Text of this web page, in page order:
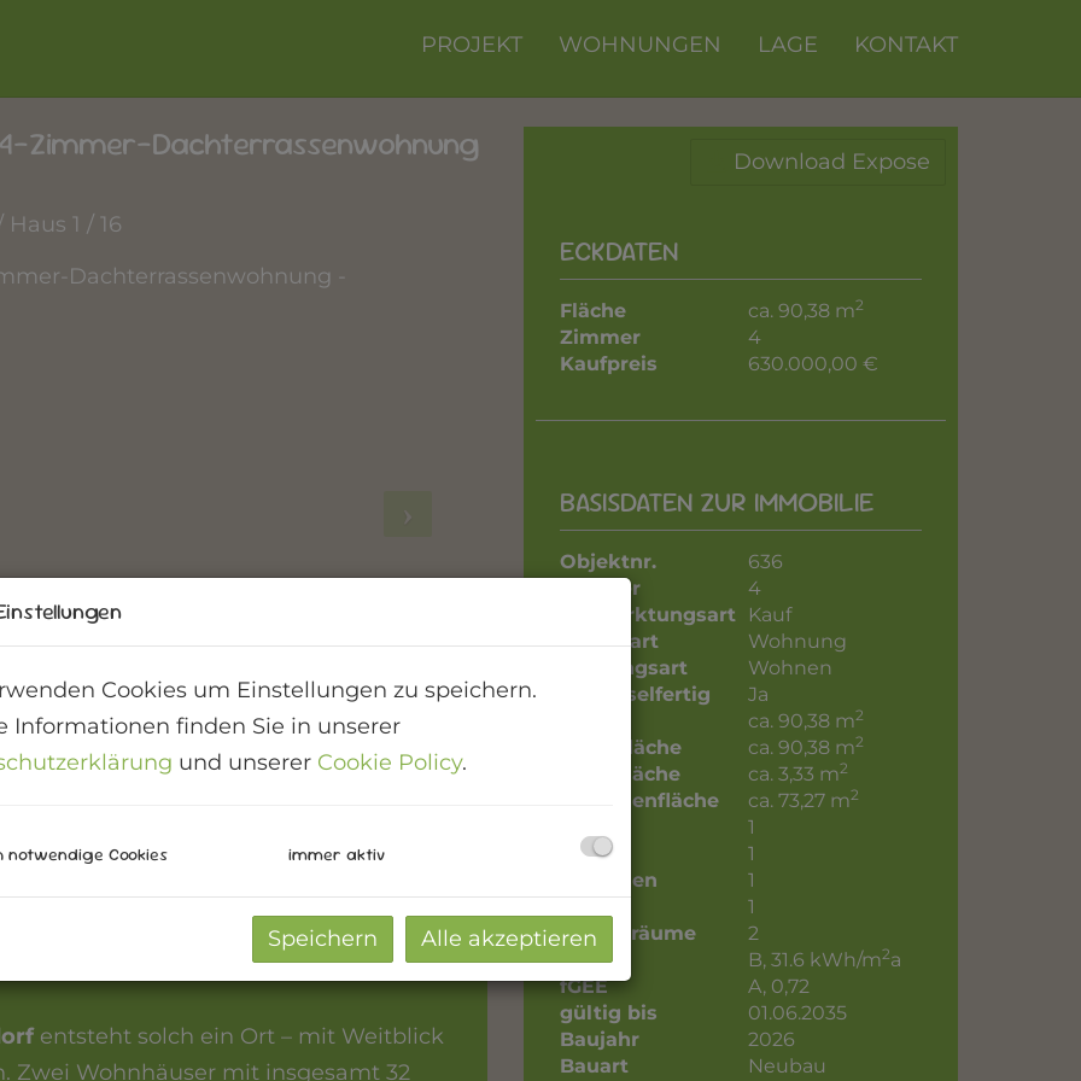
PROJEKT WOHNUNGEN LAGE KONTAKT
4-Zimmer-Dachterrassenwohnung
1 / 16
Vorhänge aufzieht und einfach
entsteht solch ein Ort – mit Weitblick
Zwei Wohnhäuser mit insgesamt 32
Download Expose
ECKDATEN
Fläche ca. 90,38 m2
Zimmer
4
Kaufpreis
630.000,00 €
BASISDATEN ZUR IMMOBILIE
Objektnr.
636
Zimmer
4
Vermarktungsart
Kauf
Objektart
Wohnung
Nutzungsart
Wohnen
Schlüsselfertig
Ja
ca. 90,38 m2
Wohnfläche ca. 90,38 m2
Kellerfläche ca. 3,33 m2
Terrassenfläche ca. 73,27 m2
1
WC
1
Terrassen
1
1
Abstellräume
2
HWB
B, 31.6 kWh/m2a
fGEE
A, 0,72
gültig bis
01.06.2035
Baujahr
2026
Bauart
Neubau
Cookies um Einstellungen zu speichern.
Informationen finden Sie in unserer
und unserer Cookie Policy.
notwendige Cookies immer aktiv
Speichern Alle akzeptieren